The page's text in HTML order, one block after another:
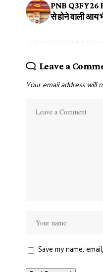
PNB Q3FY26
से होने वाली आय
Leave a
Your email address will
Save my name,